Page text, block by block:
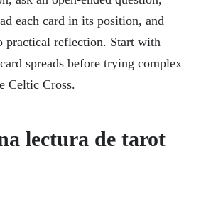
each card in its position, and
practical reflection. Start with
spreads before trying complex
Celtic Cross.
lectura de tarot